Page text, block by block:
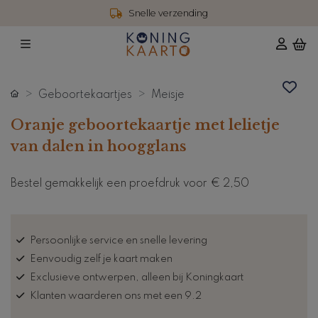
Snelle verzending
Geboortekaartjes Meisje
Oranje geboortekaartje met lelietje
van dalen in hoogglans
Bestel gemakkelijk een proefdruk voor € 2,50
Persoonlijke service en snelle levering
Eenvoudig zelf je kaart maken
Exclusieve ontwerpen, alleen bij Koningkaart
Klanten waarderen ons met een 9.2